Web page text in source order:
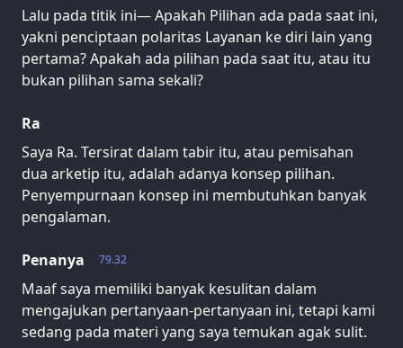
Lalu pada titik ini— Apakah Pilihan ada pada saat ini,
yakni penciptaan polaritas Layanan ke diri lain yang
pertama? Apakah ada pilihan pada saat itu, atau itu
bukan pilihan sama sekali?
Ra
Saya Ra. Tersirat dalam tabir itu, atau pemisahan
dua arketip itu, adalah adanya konsep pilihan.
Penyempurnaan konsep ini membutuhkan banyak
pengalaman.
79.32
Penanya
Maaf saya memiliki banyak kesulitan dalam
mengajukan pertanyaan-pertanyaan ini, tetapi kami
sedang pada materi yang saya temukan agak sulit.